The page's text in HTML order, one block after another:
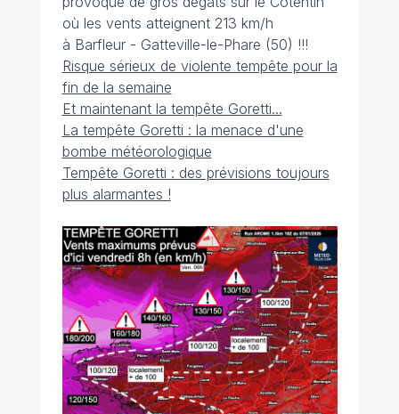
où les vents atteignent 213 km/h
à Barfleur - Gatteville-le-Phare (50) !!!
Risque sérieux de violente tempête pour la
fin de la semaine
Et maintenant la tempête Goretti...
La tempête Goretti : la menace d'une
bombe météorologique
Tempête Goretti : des prévisions toujours
plus alarmantes !